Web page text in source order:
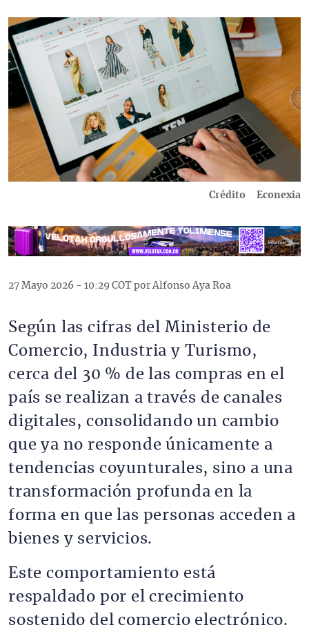
Imagen
Crédito Econexia
27 Mayo 2026 - 10:29 COT por Alfonso Aya Roa
Según las cifras del Ministerio de
Comercio, Industria y Turismo,
cerca del 30 % de las compras en el
país se realizan a través de canales
digitales, consolidando un cambio
que ya no responde únicamente a
tendencias coyunturales, sino a una
transformación profunda en la
forma en que las personas acceden a
bienes y servicios.
Este comportamiento está
respaldado por el crecimiento
sostenido del comercio electrónico.